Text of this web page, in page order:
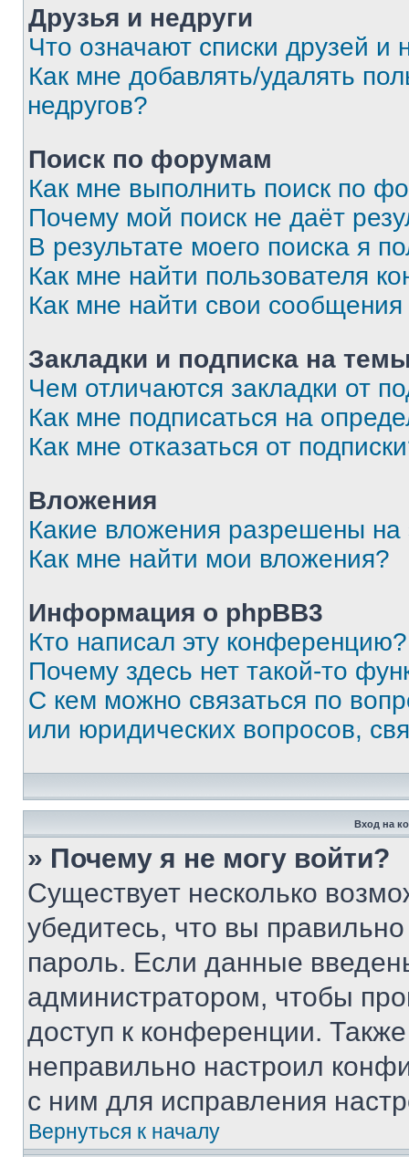
Друзья и недруги
Что означают списки друзей и
Как мне добавлять/удалять
недругов?
Поиск по форумам
Как мне выполнить поиск по
Почему мой поиск не даёт
В результате моего поиска я
Как мне найти пользователя
Как мне найти свои
Закладки и подписка на
Чем отличаются закладки от
Как мне подписаться на
Как мне отказаться от
Вложения
Какие вложения разрешены
Как мне найти мои вложения?
Информация о phpBB3
Кто написал эту конференцию?
Почему здесь нет такой-то
С кем можно связаться по
или юридических вопросов,
Вход на
» Почему я не могу войти?
Существует несколько
убедитесь, что вы
пароль. Если данные
администратором, чтобы
доступ к конференции.
неправильно настроил
с ним для исправления
Вернуться к началу